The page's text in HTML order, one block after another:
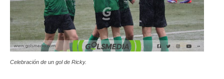
Celebración de un gol de Ricky.